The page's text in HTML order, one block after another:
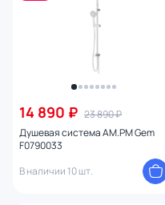
14 890 ₽ 23 890 ₽
Душевая система AM.PM Gem
F0790033
В наличии 10 шт.